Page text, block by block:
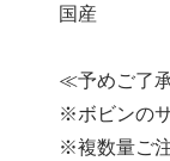
国産
≪予めご了
※ボビンの
※複数量ご